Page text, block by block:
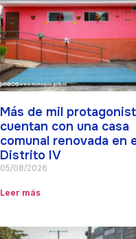
Más de mil
cuentan con una casa
comunal renovada en
Distrito IV
05/08/2026
Leer más